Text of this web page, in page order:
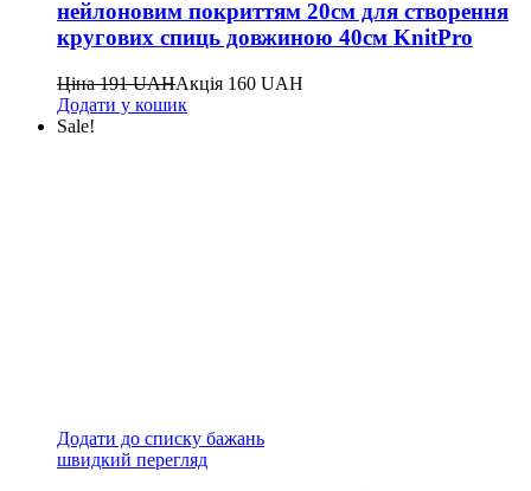
нейлоновим покриттям 20см для створення
кругових спиць довжиною 40см KnitPro
Ціна191UAHАкція 160 UAH
Додати у кошик
Sale!
Додати до списку бажань
швидкий перегляд